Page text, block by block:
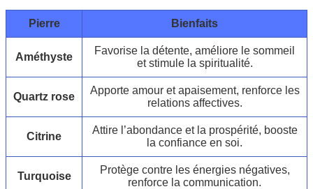
Pierre Bienfaits
Améthyste
Favorise la détente, améliore le sommeil
et stimule la spiritualité.
Quartz rose
Apporte amour et apaisement, renforce les
relations affectives.
Citrine
Attire l’abondance et la prospérité, booste
la confiance en soi.
Turquoise
Protège contre les énergies négatives,
renforce la communication.